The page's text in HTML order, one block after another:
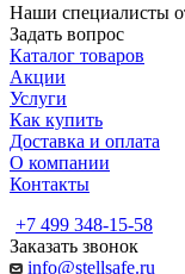
Наши специалисты
Задать вопрос
Каталог товаров
Акции
Услуги
Как купить
Доставка и оплата
О компании
Контакты
+7 499 348-15-58
Заказать звонок
info@stellsafe.ru